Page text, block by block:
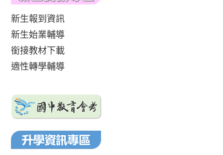
新生報到資訊
新生始業輔導
銜接教材下載
適性轉學輔導